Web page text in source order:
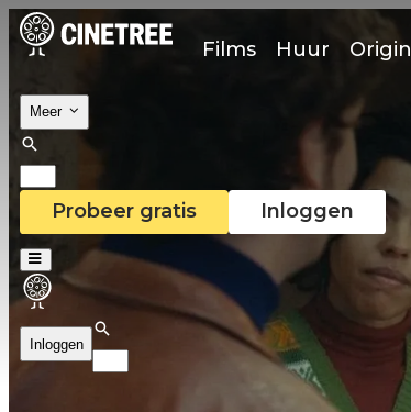
Films Huur
Meer
Probeer gratis Inloggen
Inloggen